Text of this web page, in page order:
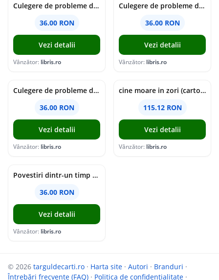
Culegere de probleme de matematica - Clasa 7 - Ioana Monalisa Manea
36.00 RON
Vezi detalii
Vânzător: libris.ro
Culegere de probleme de matematica - Clasa 6 - Ioana Monalisa Manea, Cristina Neagoe
36.00 RON
Vezi detalii
Vânzător: libris.ro
Culegere de probleme de matematica - Clasa 5 - Ioana Monalisa Manea, Cristina Neagoe
36.00 RON
Vezi detalii
Vânzător: libris.ro
cine moare in zori (cartonata) - holly jackson
115.12 RON
Vezi detalii
Vânzător: libris.ro
Povestiri dintr-un timp suspendat - Simona Mihutiu
36.00 RON
Vezi detalii
Vânzător: libris.ro
© 2026 targuldecarti.ro · Harta site · Autori · Branduri ·
Întrebări frecvente (FAQ) · Politica de confidențialitate ·